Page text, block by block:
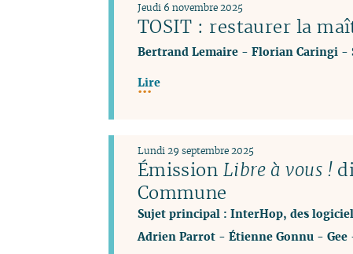
TOSIT : restaurer la
Jeudi 6 novembre 2025
Bertrand Lemaire- Florian Caringi-
Lire
Émission Libre à vous !
Commune
Sujet principal : InterHop, des
Lundi 29 septembre 2025
Adrien Parrot- Étienne Gonnu- Gee